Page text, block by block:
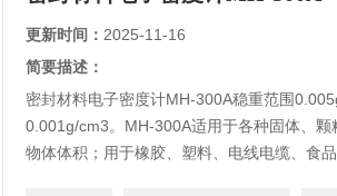
更新时间： 2025-11-16
简要描述：
密封材料电子密度计MH-300A稳重范围
0.001g/cm3。MH-300A适用于各种固体、颗
物体体积；用于橡胶、塑料、电线电缆、食